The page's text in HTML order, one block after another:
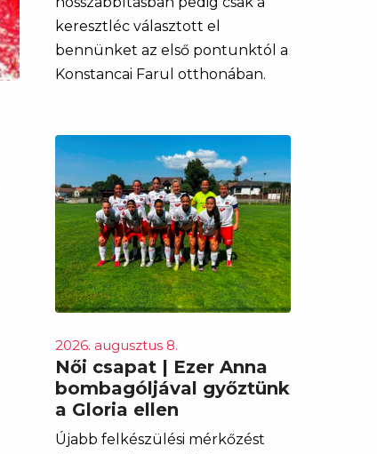
keresztléc választott el
bennünket az első pontunktól a
Konstancai Farul otthonában.
2026. augusztus 8.
Női csapat | Ezer Anna
bombagóljával győztünk
a Gloria ellen
Újabb felkészülési mérkőzést